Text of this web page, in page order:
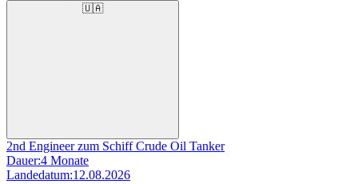
🇺🇦
2nd Engineer zum Schiff Crude Oil Tanker
Dauer:4 Monate
Landedatum:12.08.2026